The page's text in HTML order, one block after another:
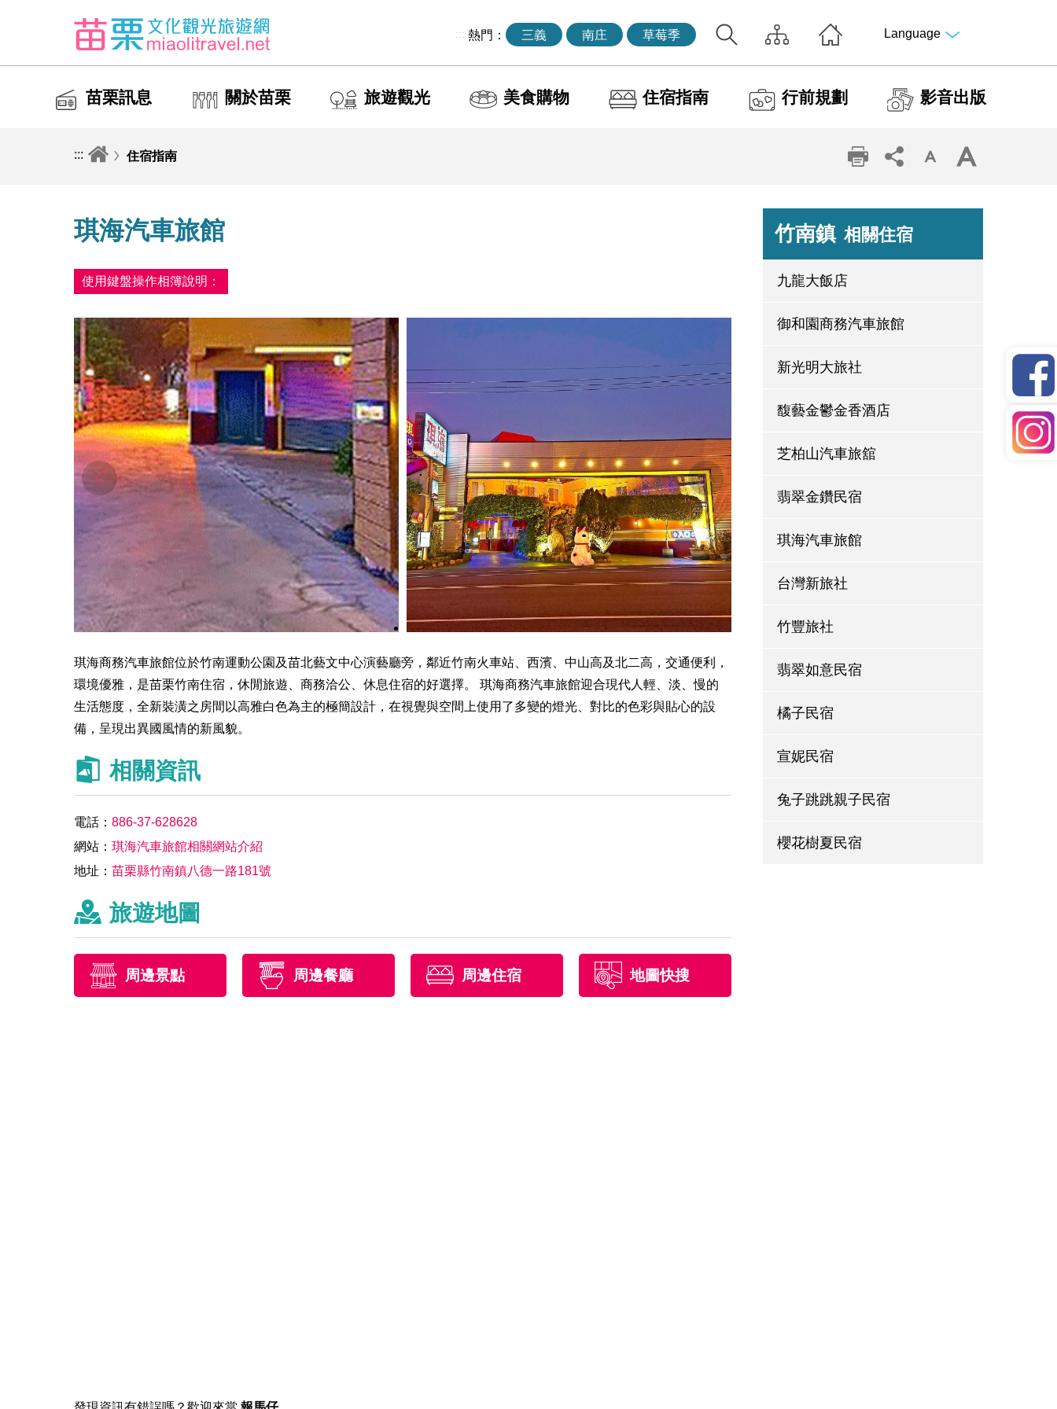
::: 熱門： 三義 南庄 草莓季 Language
苗栗訊息 關於苗栗 旅遊觀光 美食購物 住宿指南 行前規劃 影音出版
::: 住宿指南
琪海汽車旅館
使用鍵盤操作相簿說明：
琪海商務汽車旅館位於竹南運動公園及苗北藝文中心演藝廳旁，鄰近竹南火車站、西濱、中山高及北二高，交通便利，
環境優雅，是苗栗竹南住宿，休閒旅遊、商務洽公、休息住宿的好選擇。 琪海商務汽車旅館迎合現代人輕、淡、慢的
生活態度，全新裝潢之房間以高雅白色為主的極簡設計，在視覺與空間上使用了多變的燈光、對比的色彩與貼心的設
備，呈現出異國風情的新風貌。
相關資訊
電話：886-37-628628
網站：琪海汽車旅館相關網站介紹
地址：苗栗縣竹南鎮八德一路181號
旅遊地圖
周邊景點 周邊餐廳 周邊住宿 地圖快搜
竹南鎮 相關住宿
九龍大飯店
御和園商務汽車旅館
新光明大旅社
馥藝金鬱金香酒店
芝柏山汽車旅舘
翡翠金鑽民宿
琪海汽車旅館
台灣新旅社
竹豐旅社
翡翠如意民宿
橘子民宿
宣妮民宿
兔子跳跳親子民宿
櫻花樹夏民宿